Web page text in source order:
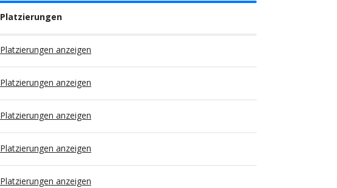
Platzierungen
Platzierungen anzeigen
Platzierungen anzeigen
Platzierungen anzeigen
Platzierungen anzeigen
Platzierungen anzeigen